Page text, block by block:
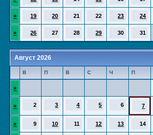
» 19 20 21 22 23 24
» 26 27 28 29 30 31
Август 2026
В П В С Ч П
»
» 2 3 4 5 6 7
» 9 10 11 12 13 14